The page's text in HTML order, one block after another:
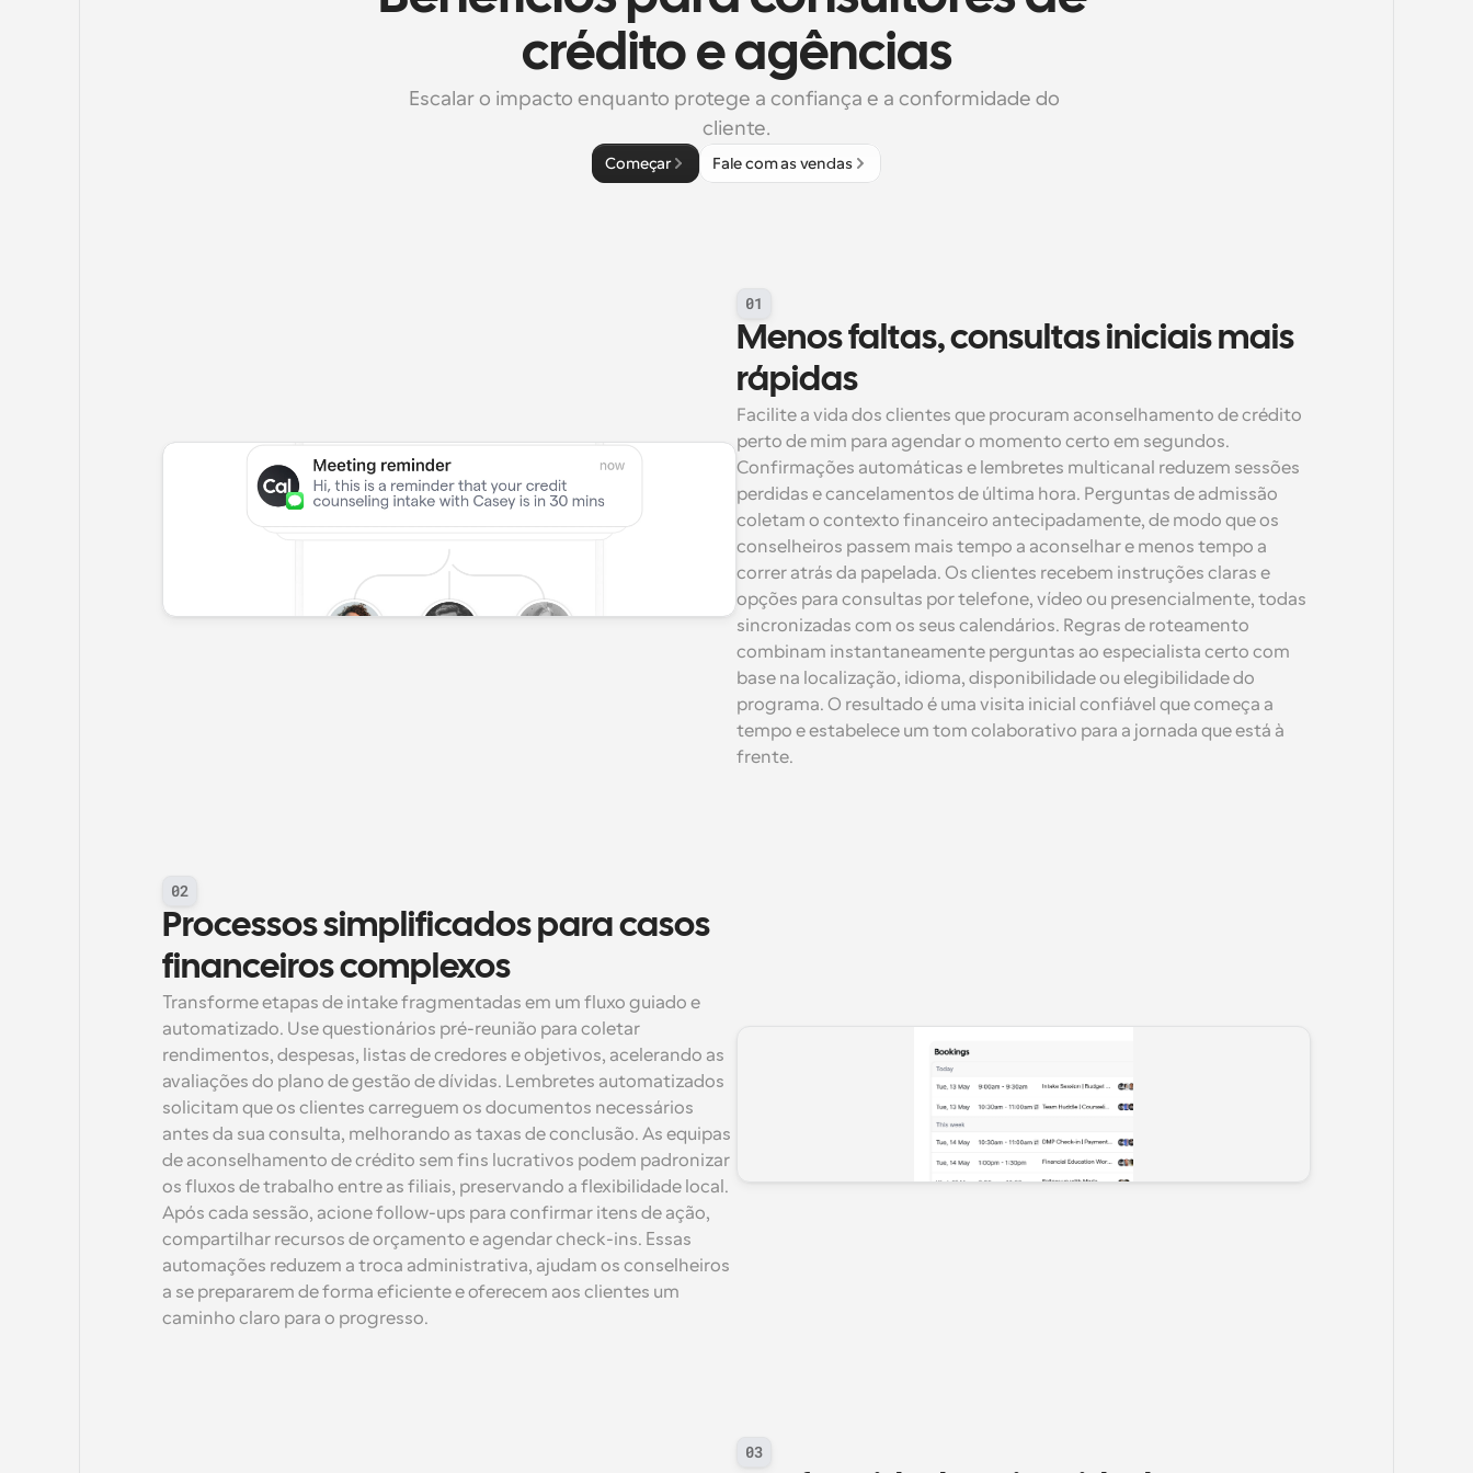
crédito e agências
Escalar o impacto enquanto protege a confiança e a conformidade do
cliente.
Começar Fale com as vendas
01
Menos faltas, consultas iniciais mais
rápidas
Facilite a vida dos clientes que procuram aconselhamento de crédito
perto de mim para agendar o momento certo em segundos.
Confirmações automáticas e lembretes multicanal reduzem sessões
perdidas e cancelamentos de última hora. Perguntas de admissão
coletam o contexto financeiro antecipadamente, de modo que os
conselheiros passem mais tempo a aconselhar e menos tempo a
correr atrás da papelada. Os clientes recebem instruções claras e
opções para consultas por telefone, vídeo ou presencialmente, todas
sincronizadas com os seus calendários. Regras de roteamento
combinam instantaneamente perguntas ao especialista certo com
base na localização, idioma, disponibilidade ou elegibilidade do
programa. O resultado é uma visita inicial confiável que começa a
tempo e estabelece um tom colaborativo para a jornada que está à
frente.
02
Processos simplificados para casos
financeiros complexos
Transforme etapas de intake fragmentadas em um fluxo guiado e
automatizado. Use questionários pré-reunião para coletar
rendimentos, despesas, listas de credores e objetivos, acelerando as
avaliações do plano de gestão de dívidas. Lembretes automatizados
solicitam que os clientes carreguem os documentos necessários
antes da sua consulta, melhorando as taxas de conclusão. As equipas
de aconselhamento de crédito sem fins lucrativos podem padronizar
os fluxos de trabalho entre as filiais, preservando a flexibilidade local.
Após cada sessão, acione follow-ups para confirmar itens de ação,
compartilhar recursos de orçamento e agendar check-ins. Essas
automações reduzem a troca administrativa, ajudam os conselheiros
a se prepararem de forma eficiente e oferecem aos clientes um
caminho claro para o progresso.
03